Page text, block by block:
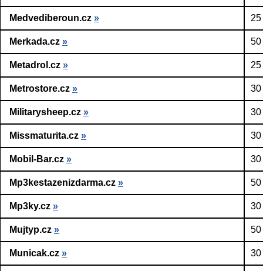
Medvediberoun.cz »
Merkada.cz » 50
Metadrol.cz »
Metrostore.cz » 30
Militarysheep.cz » 30
Missmaturita.cz » 30
Mobil-Bar.cz » 30
Mp3kestazenizdarma.cz » 50
Mp3ky.cz » 30
Mujtyp.cz » 50
Municak.cz » 30